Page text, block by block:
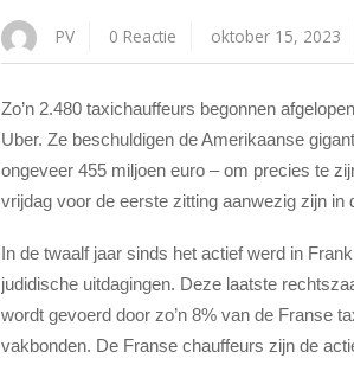
PV 0 Reactie oktober 15, 2023
Zo’n 2.480 taxichauffeurs begonnen
Uber. Ze beschuldigen de Amerikaanse
ongeveer 455 miljoen euro – om precies te
vrijdag voor de eerste zitting aanwezig zijn in
In de twaalf jaar sinds het actief werd in
judidische uitdagingen. Deze laatste
wordt gevoerd door zo’n 8% van de Franse
vakbonden. De Franse chauffeurs zijn de